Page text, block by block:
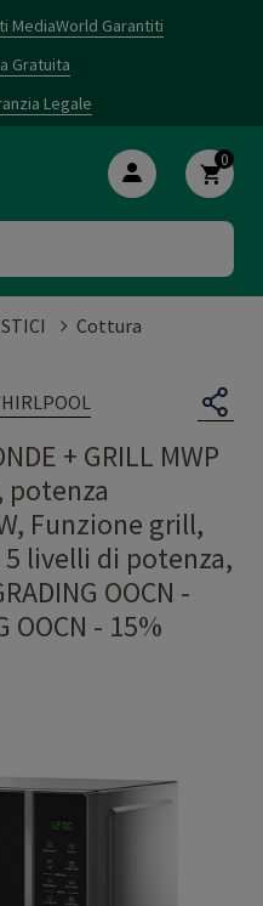
MediaWorld Garantiti
Gratuita
Legale
0
Cottura
+ GRILL MWP
potenza
Funzione grill,
5 livelli di potenza,
OOCN -
OOCN - 15%